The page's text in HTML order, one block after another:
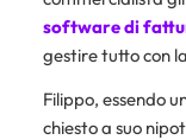
software di
gestire tutto con
Filippo, essendo
chiesto a suo